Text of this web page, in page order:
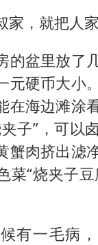
，就把人家
的盆里放了
元硬币大小
在海边滩涂
子”，可以
蟹肉挤出滤
菜“烧夹子
有一毛病